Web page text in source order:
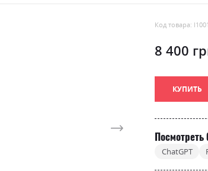
Код товара:
8 400
КУПИТЬ
ChatGPT